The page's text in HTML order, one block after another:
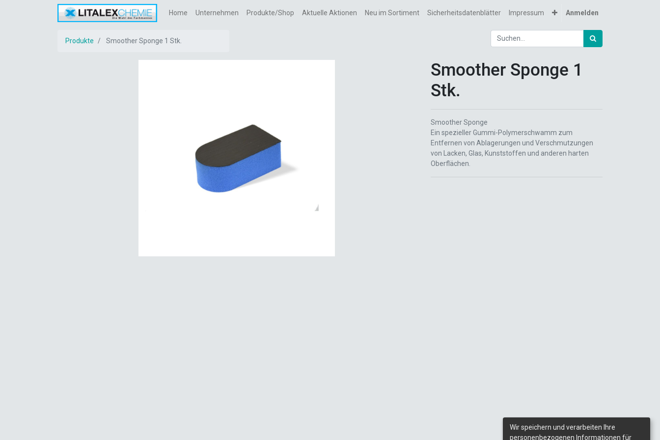
Home Unternehmen Produkte/Shop Aktuelle Aktionen Neu im Sortiment Sicherheitsdatenblätter Impressum Anmelden
Produkte Smoother Sponge 1 Stk.
Smoother Sponge 1
Stk.
Smoother Sponge
Ein spezieller Gummi-Polymerschwamm zum
Entfernen von Ablagerungen und Verschmutzungen
von Lacken, Glas, Kunststoffen und anderen harten
Oberflächen.
Wir speichern und verarbeiten Ihre
personenbezogenen Informationen für